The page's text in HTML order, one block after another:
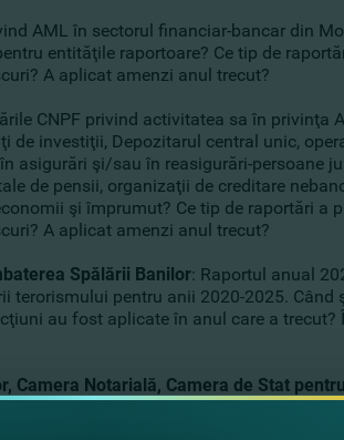
AML în sectorul financiar-bancar din
entităţile raportoare? Ce tip de
A aplicat amenzi anul trecut?
CNPF privind activitatea sa în privinţa
de investiţii, Depozitarul central unic,
asigurări şi/sau în reasigurări-persoane
de pensii, organizaţii de creditare
şi împrumut? Ce tip de raportări a
A aplicat amenzi anul trecut?
Spălării Banilor: Raportul anual
terorismului pentru anii 2020-2025.
au fost aplicate în anul care a
Camera Notarială, Camera de Stat pentru